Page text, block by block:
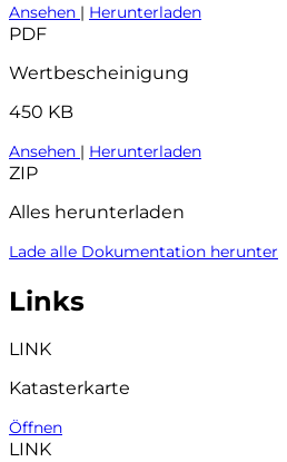
Ansehen | Herunterladen
PDF
Wertbescheinigung
450 KB
Ansehen | Herunterladen
ZIP
Alles herunterladen
Lade alle Dokumentation herunter
Links
LINK
Katasterkarte
Öffnen
LINK